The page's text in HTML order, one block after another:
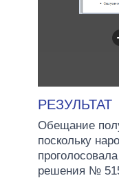
РЕЗУЛЬТАТ
Обещание
поскольку
решения №